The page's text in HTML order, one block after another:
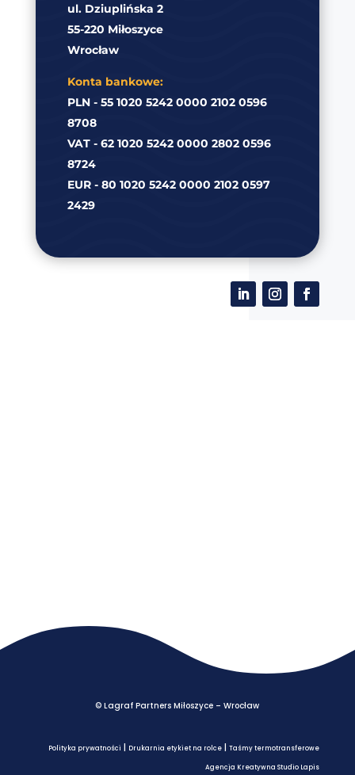
ul. Dziuplińska 2
55-220 Miłoszyce
Wrocław
Konta bankowe:
PLN - 55 1020 5242 0000 2102 0596
8708
VAT - 62 1020 5242 0000 2802 0596
8724
EUR - 80 1020 5242 0000 2102 0597
2429
© Lagraf Partners Miłoszyce – Wrocław
Polityka prywatności | Drukarnia etykiet na rolce |Taśmy termotransferowe
Agencja Kreatywna Studio Lapis